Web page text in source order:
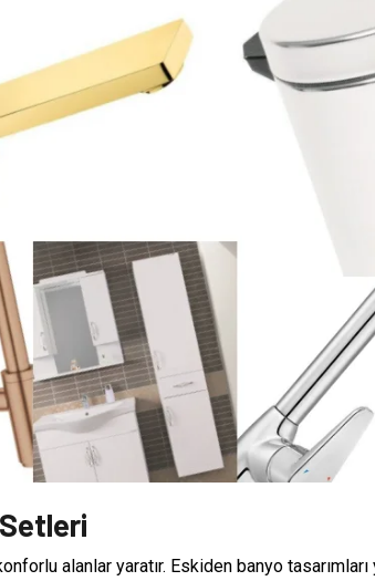
alanlar yaratır. Eskiden banyo tasarımları